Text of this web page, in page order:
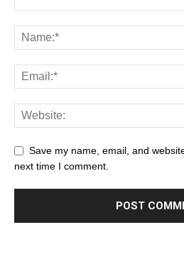
Save my name, email, and
next time I comment.